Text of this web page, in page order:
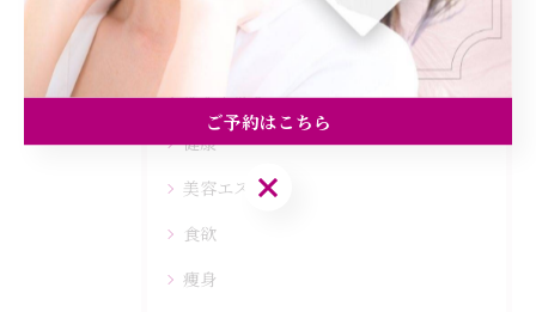
ダイエット
健康
美容エステ
食欲
痩身
ご予約はこちら
ご予約はこちら